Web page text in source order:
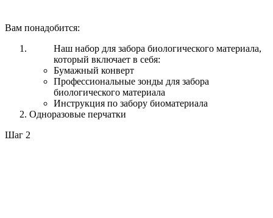
Вам понадобится:
Наш набор для забора биологического материала,
который включает в себя:
Бумажный конверт
Профессиональные зонды для забора
биологического материала
Инструкция по забору биоматериала
Одноразовые перчатки
Шаг 2